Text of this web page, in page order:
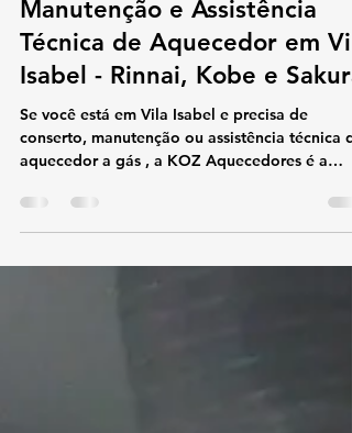
koz aquecedores
8 de out. de 2025
1 min de leitura
Manutenção e Assistência
Técnica de Aquecedor em
Isabel - Rinnai, Kobe e Sakura
Se você está em Vila Isabel e precisa de
aquecedor a gás , a KOZ Aquecedores é a
escolha...